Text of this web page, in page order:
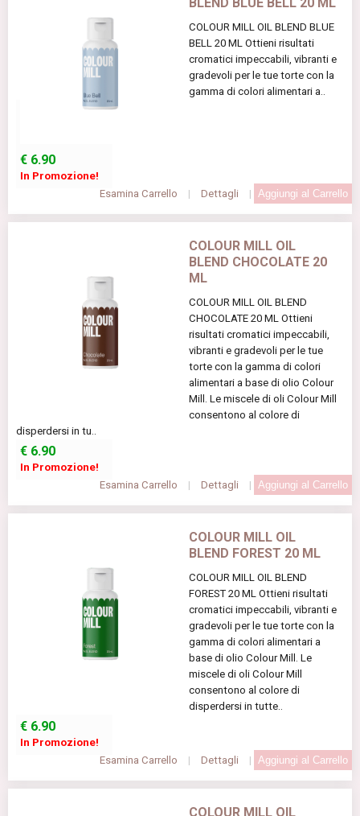
BLEND BLUE BELL 20 ML
COLOUR MILL OIL BLEND BLUE
BELL 20 ML Ottieni risultati
cromatici impeccabili, vibranti e
gradevoli per le tue torte con la
gamma di colori alimentari a..
€ 6.90
In Promozione!
Esamina Carrello
| Dettagli |
COLOUR MILL OIL
BLEND CHOCOLATE 20
ML
COLOUR MILL OIL BLEND
CHOCOLATE 20 ML Ottieni
risultati cromatici impeccabili,
vibranti e gradevoli per le tue
torte con la gamma di colori
alimentari a base di olio Colour
Mill. Le miscele di oli Colour Mill
consentono al colore di
disperdersi in tu..
€ 6.90
In Promozione!
Esamina Carrello
| Dettagli |
COLOUR MILL OIL
BLEND FOREST 20 ML
COLOUR MILL OIL BLEND
FOREST 20 ML Ottieni risultati
cromatici impeccabili, vibranti e
gradevoli per le tue torte con la
gamma di colori alimentari a
base di olio Colour Mill. Le
miscele di oli Colour Mill
consentono al colore di
disperdersi in tutte..
€ 6.90
In Promozione!
Esamina Carrello
| Dettagli |
COLOUR MILL OIL